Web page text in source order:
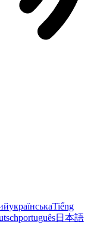
українськаTiếng
português日本語